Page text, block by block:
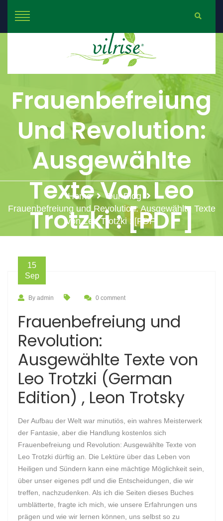
Frauenbefreiung
Und Revolution:
Ausgewählte
Texte Von Leo
Trotzki : [PDF]
Home
Our Blog
Frauenbefreiung und Revolution: Ausgewählte Texte
von Leo Trotzki : [PDF]
15
Sep
By admin 0 comment
Frauenbefreiung und
Revolution:
Ausgewählte Texte von
Leo Trotzki (German
Edition) , Leon Trotsky
Der Aufbau der Welt war minutiös, ein wahres Meisterwerk
der Fantasie, aber die Handlung kostenlos sich
Frauenbefreiung und Revolution: Ausgewählte Texte von
Leo Trotzki dürftig an. Die Lektüre über das Leben von
Heiligen und Sündern kann eine mächtige Möglichkeit sein,
über unser eigenes pdf und die Entscheidungen, die wir
treffen, nachzudenken. Als ich die Seiten dieses Buches
umblätterte, fragte ich mich, wie unsere Erfahrungen uns
prägen und wie wir lernen können, uns selbst so zu